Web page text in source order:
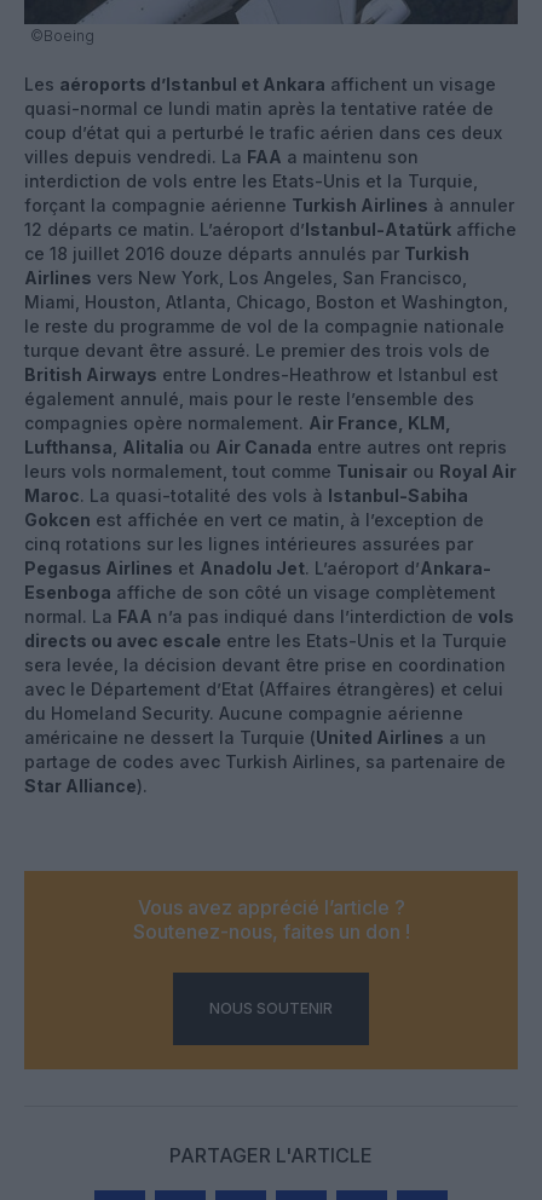
©Boeing
Les aéroports d’Istanbul et Ankara affichent un visage
quasi-normal ce lundi matin après la tentative ratée de
coup d’état qui a perturbé le trafic aérien dans ces deux
villes depuis vendredi. La FAA a maintenu son
interdiction de vols entre les Etats-Unis et la Turquie,
forçant la compagnie aérienne Turkish Airlines à annuler
12 départs ce matin. L’aéroport d’Istanbul-Atatürk affiche
ce 18 juillet 2016 douze départs annulés par Turkish
Airlines vers New York, Los Angeles, San Francisco,
Miami, Houston, Atlanta, Chicago, Boston et Washington,
le reste du programme de vol de la compagnie nationale
turque devant être assuré. Le premier des trois vols de
British Airways entre Londres-Heathrow et Istanbul est
également annulé, mais pour le reste l’ensemble des
compagnies opère normalement. Air France, KLM,
Lufthansa Alitalia ou Air Canada entre autres ont repris
leurs vols normalement, tout comme Tunisair ou Royal Air
Maroc. La quasi-totalité des vols à Istanbul-Sabiha
Gokcen est affichée en vert ce matin, à l’exception de
cinq rotations sur les lignes intérieures assurées par
Pegasus Airlines et Anadolu Jet. L’aéroport d’Ankara-
Esenboga affiche de son côté un visage complètement
normal. La FAA n’a pas indiqué dans l’interdiction de vols
directs ou avec escale entre les Etats-Unis et la Turquie
sera levée, la décision devant être prise en coordination
avec le Département d’Etat (Affaires étrangères) et celui
du Homeland Security. Aucune compagnie aérienne
américaine ne dessert la Turquie (United Airlines a un
partage de codes avec Turkish Airlines, sa partenaire de
Star Alliance).
Vous avez apprécié l’article ?
Soutenez-nous, faites un don !
NOUS SOUTENIR
PARTAGER L'ARTICLE